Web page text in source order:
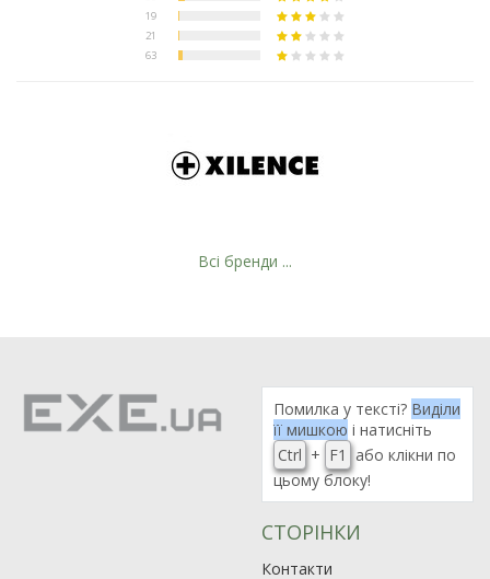
Всі бренди ...
Помилка у тексті? Виділи
її мишкою і натисніть
Ctrl + F1
або клікни по
цьому блоку!
СТОРІНКИ
Контакти